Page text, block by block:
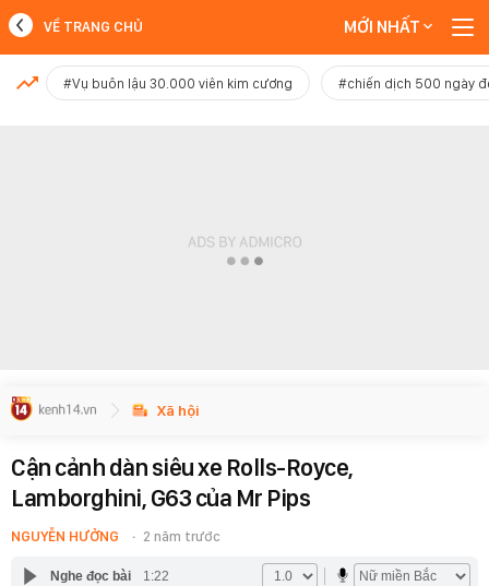
MỚI NHẤT
VỀ TRANG CHỦ MỚI NHẤT
#Vụ buôn lậu 30.000 viên kim cương #chiến dịch 500 ngày
Xã hội
Cận cảnh dàn siêu xe Rolls-Royce,
Lamborghini, G63 của Mr Pips
NGUYỄN HƯỞNG 2 năm trước
Nghe đọc bài 1:22